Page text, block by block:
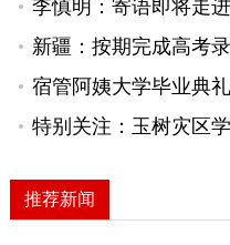
李慎明：寄语即将走
新疆：按期完成高考
宿管阿姨大学毕业典
特别关注：玉树灾区
推荐新闻